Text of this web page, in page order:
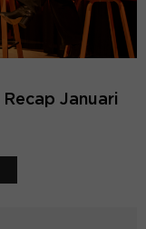
Januari